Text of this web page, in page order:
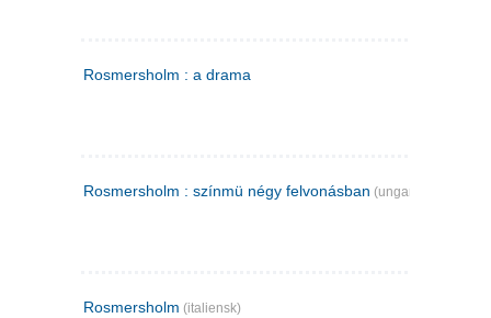
Rosmersholm : a drama
Rosmersholm : színmü négy felvonásban (ungarsk)
Rosmersholm (italiensk)